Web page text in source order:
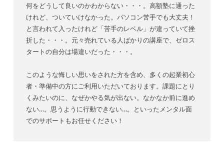
何をどうして良いのかわからない・・・。高額塾に通った
けれど、ついていけなかった。パソコン苦手でも大丈夫！
と言われて入ったけれど「苦手のレベル」が違っていて挫
折した・・・。元々売れている人ばかりの講座で、ゼロス
タートの自分は場違いだった・・・。
このような悔しい思いをされた方を含め、多くの起業初心
者・準備中の方にご利用いただいております。課題にとり
くみたいのに、なぜかやる気が出ない。なかなか前に進め
ない…。思うように行動できない…。といったメンタル面
でのサポートもお任せください！